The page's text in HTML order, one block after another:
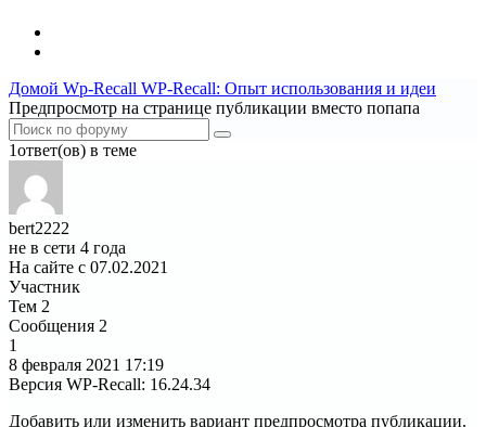
Домой Wp-Recall WP-Recall: Опыт использования и идеи
Предпросмотр на странице публикации вместо попапа
1ответ(ов) в теме
bert2222
не в сети 4 года
На сайте с 07.02.2021
Участник
Тем 2
Сообщения 2
1
8 февраля 2021 17:19
Версия WP-Recall: 16.24.34
Добавить или изменить вариант предпросмотра публикации.